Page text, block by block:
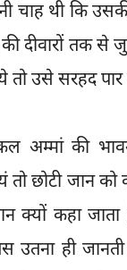
चाह थी कि
दीवारों तक से
तो उसे सरहद पार
अम्मां की
तो छोटी जान
क्यों कहा
उतना ही